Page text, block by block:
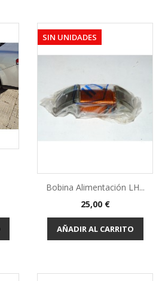
SIN UNIDADES
Bobina Alimentación LH...
Precio
25,00 €
AÑADIR AL CARRITO